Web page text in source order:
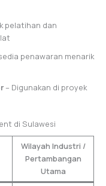
pelatihan dan
penawaran menarik
– Digunakan di proyek
di Sulawesi
Wilayah Industri /
Pertambangan
Utama